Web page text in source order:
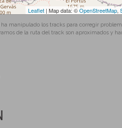
Leaflet | Map data: ©OpenStreetMap,
ha manipulado los tracks para corregir
de la ruta del track son aproximados y